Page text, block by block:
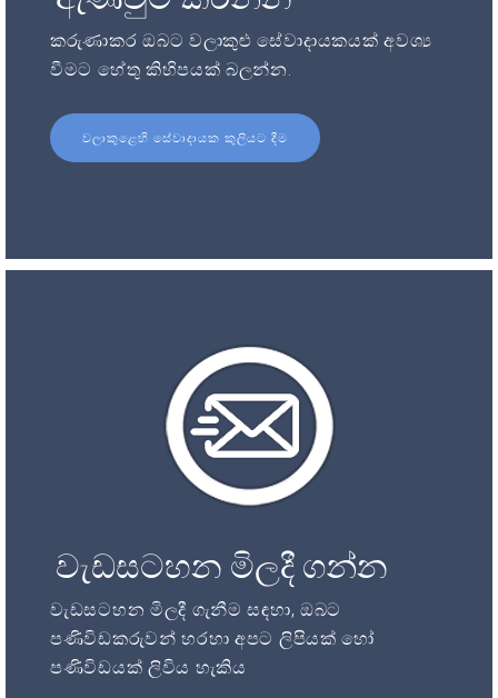
කරුණාකර ඔබට වලාකුළු සේවාදායකයක් අවශ්‍ය
වීමට හේතු කිහිපයක් බලන්න.
වලාකුළෙහි සේවාදායක කුලියට දීම
වැඩසටහන මිලදී ගන්න
වැඩසටහන මිලදී ගැනීම සඳහා, ඔබට
පණිවිඩකරුවන් හරහා අපට ලිපියක් හෝ
පණිවිඩයක් ලිවිය හැකිය